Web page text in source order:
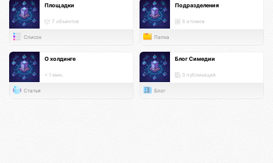
Площадки
7 объектов
Список
Подразделения
6 атомов
Папка
О холдинге
< 1 мин.
Статья
Блог Симедии
0 публикаций
Блог